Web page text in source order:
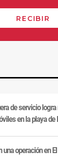
de servicio
en la playa de
una operación en